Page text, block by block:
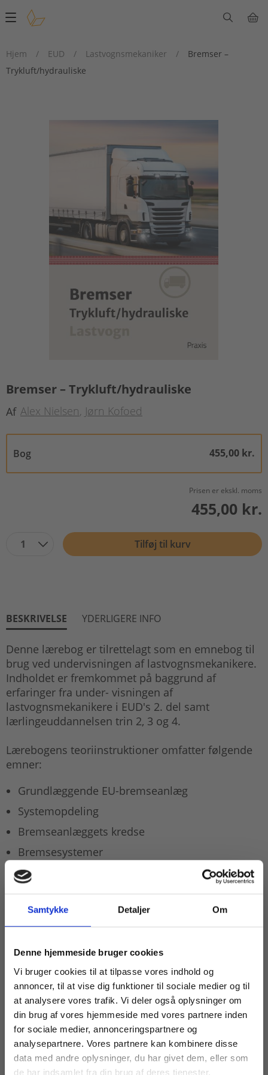
Samtykke Detaljer Om
Denne hjemmeside bruger cookies
Vi bruger cookies til at tilpasse vores indhold og
annoncer, til at vise dig funktioner til sociale medier og til
at analysere vores trafik. Vi deler også oplysninger om
din brug af vores hjemmeside med vores partnere inden
for sociale medier, annonceringspartnere og
analysepartnere. Vores partnere kan kombinere disse
data med andre oplysninger, du har givet dem, eller som
de har indsamlet fra din brug af deres tjenester.
Main
Hjem
/ EUD / Lastvognsmekaniker /
Bremser –
Trykluft/hydrauliske
Bremser – Trykluft/hydrauliske
Af Alex Nielsen Jørn Kofoed
Bog 455,00 kr.
Prisen er ekskl. moms
455,00 kr.
1 Tilføj til kurv
BESKRIVELSE YDERLIGERE INFO
Denne lærebog er tilrettelagt som en emnebog til
brug ved undervisningen af lastvognsmekanikere.
Indholdet er fremkommet på baggrund af
erfaringer fra under- visningen af
lastvognsmekanikere i EUD's 2. del samt
lærlingeuddannelsen trin 2, 3 og 4.
Lærebogens teoriinstruktioner omfatter følgende
emner:
Grundlæggende EU-bremseanlæg
Systemopdeling
Bremseanlæggets kredse
Bremsesystemer
Helhedsfunktion
Trykluftkomponenter og hydrauliske
komponenter
Specielle komponenter
Friktionsfrie bremser
Køb læremidler og find masterclasses mm.
Fortsæt som:
For privatkunder og
studerende. Du får
vist priser inkl.
For institutioner og
virksomheder. Du
får vist priser ekskl.